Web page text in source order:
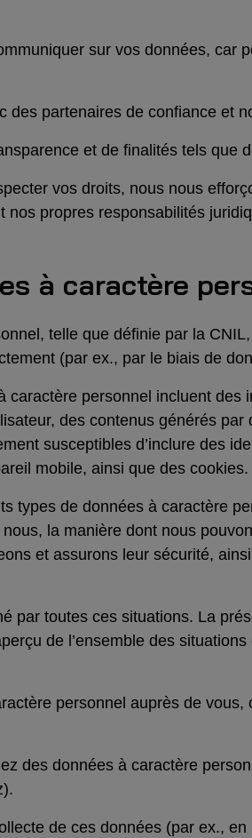
sur vos données, car
des partenaires de confiance et
et de finalités tels que
vos droits, nous nous
propres responsabilités
à caractère
telle que définie par la
(par ex., par le biais de
caractère personnel incluent
des contenus générés
susceptibles d’inclure des
mobile, ainsi que des cookies.
types de données à caractère
la manière dont nous
et assurons leur sécurité,
par toutes ces situations. La
de l’ensemble des
personnel auprès de
des données à caractère
de ces données (par ex.,